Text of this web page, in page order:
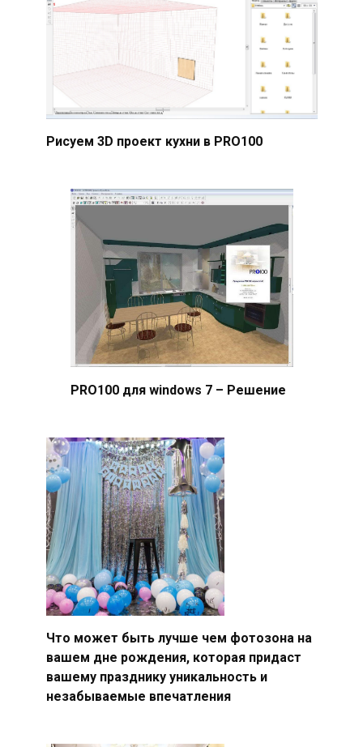
Рисуем 3D проект кухни в PRO100
PRO100 для windows 7 – Решение
Что может быть лучше чем фотозона на
вашем дне рождения, которая придаст
вашему празднику уникальность и
незабываемые впечатления